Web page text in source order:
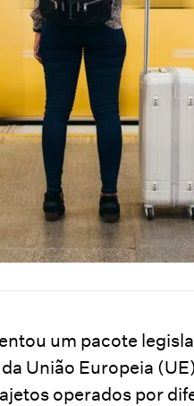
um pacote
União Europeia
operados por